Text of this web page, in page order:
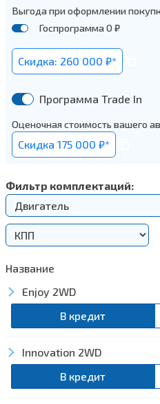
Выгода при оформлении
Госпрограмма 0 ₽
Скидка: 260 000 ₽*
Программа Trade In
Оценочная стоимость вашего
Cкидка 175 000 ₽*
Фильтр комплектаций:
Название
Enjoy 2WD
В кредит
Безопасность
Антиблокировочная
Innovation 2WD
В кредит